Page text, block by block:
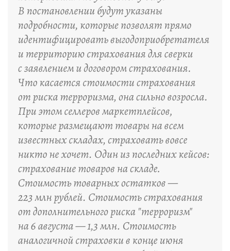
В постановлении будут указаны
подробности, которые позволят прямо
идентифицировать выгодоприобретателя
и территорию страхования для сверки
с заявлением и договором страхования.
Что касается стоимости страхования
от риска терроризма, она сильно возросла.
При этом селлеров маркетплейсов,
которые размещают товары на всем
известных складах, страховать вовсе
никто не хочет. Один из последних кейсов:
страхование товаров на складе.
Стоимость товарных остатков —
223 млн рублей. Стоимость страхования
от дополнительного риска "терроризм"
на 6 августа — 1,3 млн. Стоимость
аналогичной страховки в конце июня